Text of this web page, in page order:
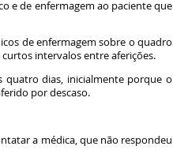
e de enfermagem ao paciente que
de enfermagem sobre o quadro
intervalos entre aferições.
quatro dias, inicialmente porque o
por descaso.
a médica, que não respondeu